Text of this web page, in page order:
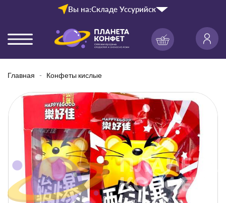
Вы на:Складе Уссурийск
Главная Конфеты кислые